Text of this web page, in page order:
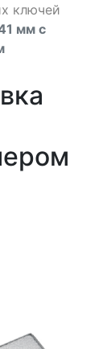
ключей
мм с